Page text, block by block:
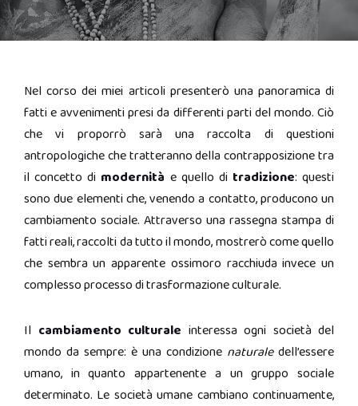
Nel corso dei miei articoli presenterò una panoramica di
fatti e avvenimenti presi da differenti parti del mondo. Ciò
che vi proporrò sarà una raccolta di questioni
antropologiche che tratteranno della contrapposizione tra
il concetto di modernità e quello di tradizione: questi
sono due elementi che, venendo a contatto, producono un
cambiamento sociale. Attraverso una rassegna stampa di
fatti reali, raccolti da tutto il mondo, mostrerò come quello
che sembra un apparente ossimoro racchiuda invece un
complesso processo di trasformazione culturale.
Il cambiamento culturale interessa ogni società del
mondo da sempre: è una condizione naturaledell’essere
umano, in quanto appartenente a un gruppo sociale
determinato. Le società umane cambiano continuamente,